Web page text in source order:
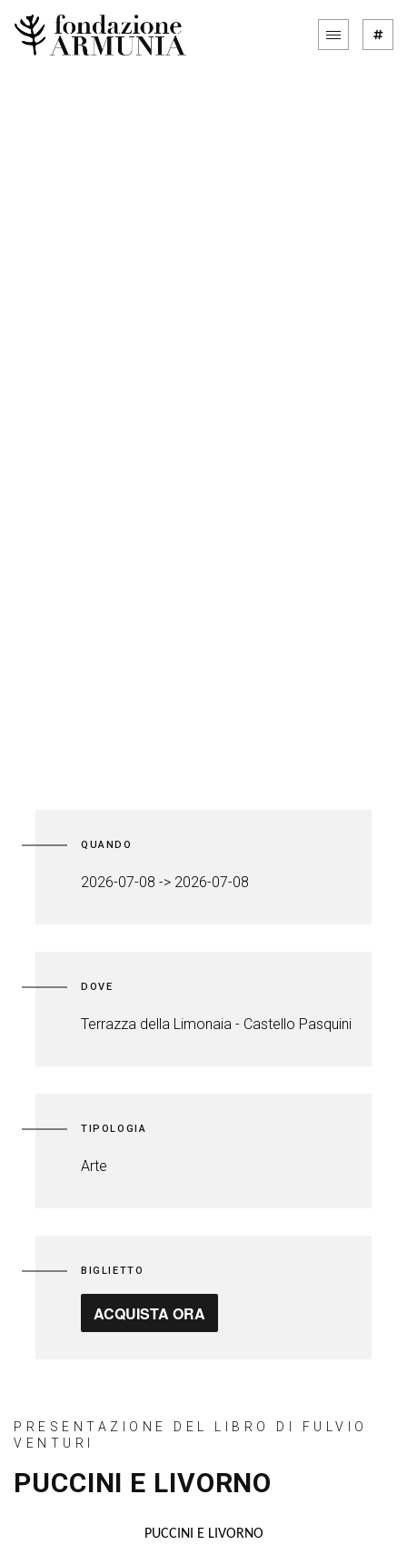
QUANDO
2026-07-08 -> 2026-07-08
DOVE
Terrazza della Limonaia - Castello Pasquini
TIPOLOGIA
Arte
BIGLIETTO
ACQUISTA ORA
PRESENTAZIONE DEL LIBRO DI FULVIO
VENTURI
PUCCINI E LIVORNO
PUCCINI E LIVORNO